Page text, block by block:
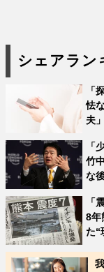
シェアラン
「
怯
夫
「
竹
な
「
8年
た“